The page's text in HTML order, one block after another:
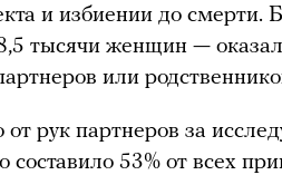
и избиении до смерти.
тысячи женщин —
или
от рук партнеров за
53% от всех